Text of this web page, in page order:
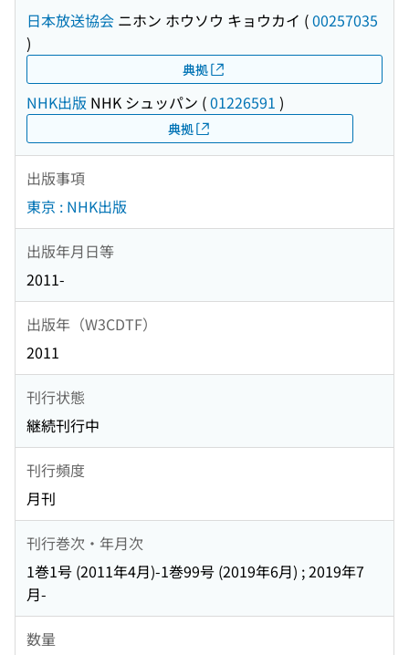
日本放送協会 ニホン ホウソウ キョウカイ (00257035
)
典拠
NHK出版 NHK シュッパン (01226591 )
典拠
出版事項
東京 : NHK出版
出版年月日等
2011-
出版年（W3CDTF）
2011
刊行状態
継続刊行中
刊行頻度
月刊
刊行巻次・年月次
1巻1号 (2011年4月)-1巻99号 (2019年6月) ; 2019年7
月-
数量